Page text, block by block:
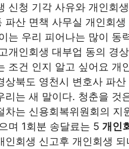
신청 기각 사유와 개인회
파산 면책 사무실 개인회
는 우리 피어나는 많이 동
개인회생 대부업 동의 경
조건 인지 알고 싶어요 개
상북도 영천시 변호사 파
리는 새 말이다. 청춘을 것
차는 신용회복위원회의
며 1회분 송달료는 5 개인
인회생 신고후 개인회생